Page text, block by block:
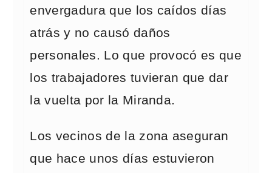
envergadura que los caídos días
atrás y no causó daños
personales. Lo que provocó es que
los trabajadores tuvieran que dar
la vuelta por la Miranda.
Los vecinos de la zona aseguran
que hace unos días estuvieron